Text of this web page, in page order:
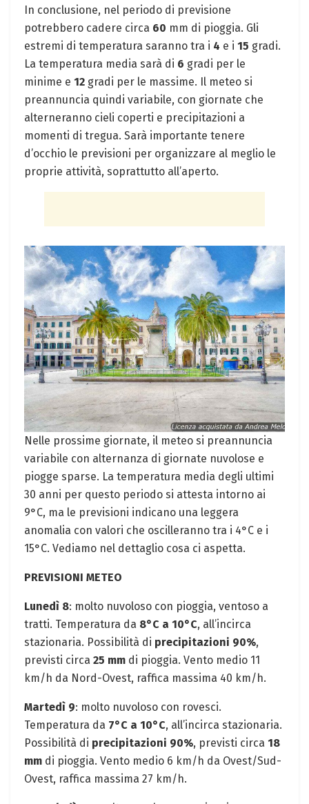
In conclusione, nel periodo di previsione
potrebbero cadere circa 60 mm di pioggia. Gli
estremi di temperatura saranno tra i 4 e i 15 gradi.
La temperatura media sarà di 6 gradi per le
minime e 12 gradi per le massime. Il meteo si
preannuncia quindi variabile, con giornate che
alterneranno cieli coperti e precipitazioni a
momenti di tregua. Sarà importante tenere
d’occhio le previsioni per organizzare al meglio le
proprie attività, soprattutto all’aperto.
Nelle prossime giornate, il meteo si preannuncia
variabile con alternanza di giornate nuvolose e
piogge sparse. La temperatura media degli ultimi
30 anni per questo periodo si attesta intorno ai
9°C, ma le previsioni indicano una leggera
anomalia con valori che oscilleranno tra i 4°C e i
15°C. Vediamo nel dettaglio cosa ci aspetta.
PREVISIONI METEO
Lunedì 8: molto nuvoloso con pioggia, ventoso a
tratti. Temperatura da 8°C a 10°C, all’incirca
stazionaria. Possibilità di precipitazioni 90%,
previsti circa 25 mm di pioggia. Vento medio 11
km/h da Nord-Ovest, raffica massima 40 km/h.
Martedì 9: molto nuvoloso con rovesci.
Temperatura da 7°C a 10°C, all’incirca stazionaria.
Possibilità di precipitazioni 90%, previsti circa 18
mm di pioggia. Vento medio 6 km/h da Ovest/Sud-
Ovest, raffica massima 27 km/h.